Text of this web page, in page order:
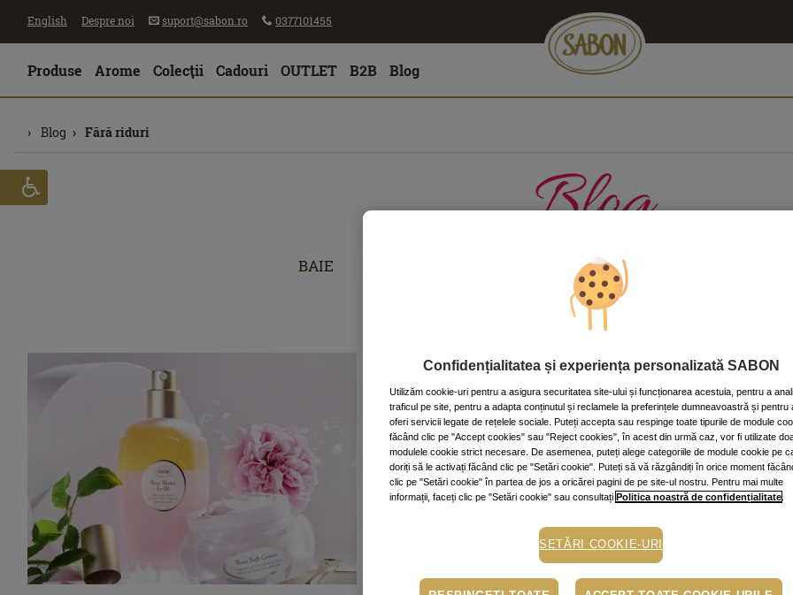
English Despre noi suport@sabon.ro 0377101455
Produse Arome Colecţii Cadouri OUTLET B2B Blog
Blog Fără riduri
BAIE CORP
Confidențialitatea și experiența personalizată SABON
Utilizăm cookie-uri pentru a asigura securitatea site-ului și funcționarea acestuia, pentru a
traficul pe site, pentru a adapta conținutul și reclamele la preferințele dumneavoastră și pentru
oferi servicii legate de rețelele sociale. Puteți accepta sau respinge toate tipurile de module
făcând clic pe "Accept cookies" sau "Reject cookies", în acest din urmă caz, vor fi utilizate
modulele cookie strict necesare. De asemenea, puteți alege categoriile de module cookie pe
doriți să le activați făcând clic pe "Setări cookie". Puteți să vă răzgândiți în orice moment
clic pe "Setări cookie" în partea de jos a oricărei pagini de pe site-ul nostru. Pentru mai multe
informații, faceți clic pe "Setări cookie" sau consultațiPolitica noastră de confidențialitate
SETĂRI COOKIE-URI